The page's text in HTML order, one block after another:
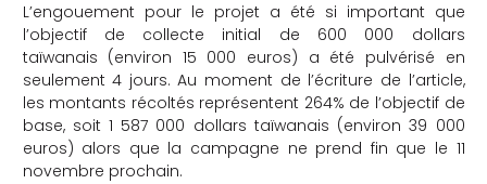
L’engouement pour le projet a été si important que
l’objectif de collecte initial de 600 000 dollars
taïwanais (environ 15 000 euros) a été pulvérisé en
seulement 4 jours. Au moment de l’écriture de l’article,
les montants récoltés représentent 264% de l’objectif de
base, soit 1 587 000 dollars taïwanais (environ 39 000
euros) alors que la campagne ne prend fin que le 11
novembre prochain.